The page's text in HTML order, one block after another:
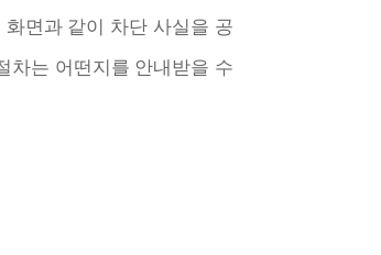
면과 같이 차단 사실을 공
차는 어떤지를 안내받을 수